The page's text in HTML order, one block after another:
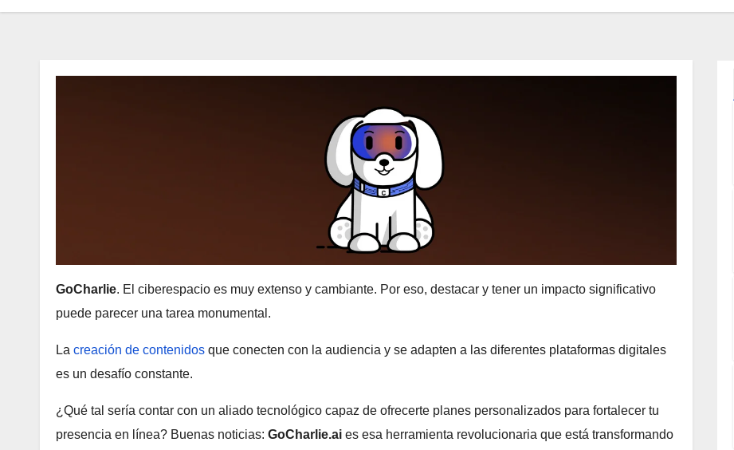
GoCharlie. El ciberespacio es muy extenso y cambiante. Por eso, destacar y tener un impacto significativo
puede parecer una tarea monumental.
La creación de contenidos que conecten con la audiencia y se adapten a las diferentes plataformas digitales
es un desafío constante.
¿Qué tal sería contar con un aliado tecnológico capaz de ofrecerte planes personalizados para fortalecer tu
presencia en línea? Buenas noticias: GoCharlie.ai es esa herramienta revolucionaria que está transformando